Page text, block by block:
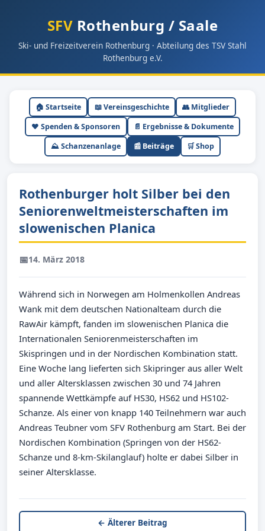
SFV Rothenburg / Saale
Ski- und Freizeitverein Rothenburg · Abteilung des TSV Stahl
Rothenburg e.V.
🏠 Startseite 📖 Vereinsgeschichte
👥 Mitglieder
❤️ Spenden & Sponsoren
📄 Ergebnisse & Dokumente
⛰ Schanzenanlage
📰 Beiträge 🛒 Shop
Rothenburger holt Silber bei den
Seniorenweltmeisterschaften im
slowenischen Planica
📅14. März 2018
Während sich in Norwegen am Holmenkollen Andreas
Wank mit dem deutschen Nationalteam durch die
RawAir kämpft, fanden im slowenischen Planica die
Internationalen Seniorenmeisterschaften im
Skispringen und in der Nordischen Kombination statt.
Eine Woche lang lieferten sich Skipringer aus aller Welt
und aller Altersklassen zwischen 30 und 74 Jahren
spannende Wettkämpfe auf HS30, HS62 und HS102-
Schanze. Als einer von knapp 140 Teilnehmern war auch
Andreas Teubner vom SFV Rothenburg am Start. Bei der
Nordischen Kombination (Springen von der HS62-
Schanze und 8-km-Skilanglauf) holte er dabei Silber in
seiner Altersklasse.
← Älterer Beitrag